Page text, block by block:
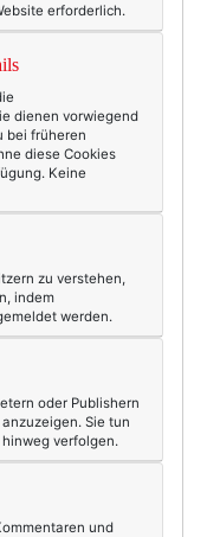
erforderlich.
dienen vorwiegend
bei früheren
diese Cookies
Keine
zu verstehen,
indem
werden.
oder Publishern
Sie tun
verfolgen.
und